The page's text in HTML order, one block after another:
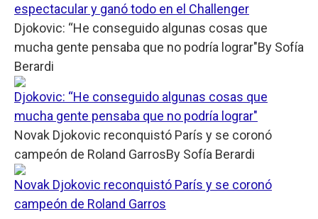
espectacular y ganó todo en el Challenger
Djokovic: “He conseguido algunas cosas que
mucha gente pensaba que no podría lograr"By Sofía
Berardi
Djokovic: “He conseguido algunas cosas que
mucha gente pensaba que no podría lograr"
Novak Djokovic reconquistó París y se coronó
campeón de Roland GarrosBy Sofía Berardi
Novak Djokovic reconquistó París y se coronó
campeón de Roland Garros